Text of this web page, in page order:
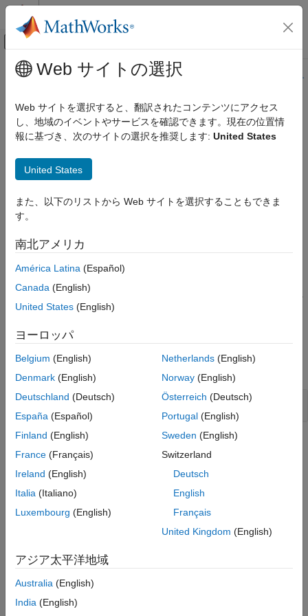
コンテンツへスキップ
オフキャンバス ナビゲーション メ
ドキュメンテーションのホーム
コード検証
Polyspace Bug Finder
Polyspace Bug Finder の結果
共通脆弱性タイプ一覧 (CWE)
項目一覧
説明
例
チェック情報
参考
メインコンテンツ
このページの内容は最新ではありません。最新版の英語を参照す
CWE Rule 463
Deletion of Data Structure Sentinel
R2023a 以降
説明
serious programming logic problems.
実装
をチェッ
クします。
例
すべて展開する
string 配列での null 値の欠落
チェック情報
カテゴリ:Data Neutralization Issues
バージョン履歴
R2023a で導入
CWE チェック (-cwe)
Web サイトの選択
Web サイトを選択すると、翻訳されたコンテンツにアクセス
し、地域のイベントやサービスを確認できます。現在の位置情
報に基づき、次のサイトの選択を推奨します: United States
United States
また、以下のリストから Web サイトを選択することもできま
す。
南北アメリカ
América Latina (Español)
Canada (English)
United States (English)
ヨーロッパ
Belgium (English)
Denmark (English)
Deutschland (Deutsch)
España (Español)
Finland (English)
France (Français)
Ireland (English)
Italia (Italiano)
Luxembourg (English)
Netherlands(English)
Norway(English)
Österreich (Deutsch)
Portugal(English)
Sweden (English)
Switzerland
Deutsch
English
Français
United Kingdom (English)
アジア太平洋地域
Australia (English)
India (English)